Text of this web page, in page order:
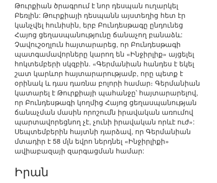
Թուրքիան ծրագրում է նոր դեսպան ուղարկել
Բեռլին: Թուրքիայի դեսպանն այստեղից հետ էր
կանչվել հունիսին, երբ Բունդեսթագը ընդունեց
Հայոց ցեղասպանությունը ճանաչող բանաձև:
Չավուշօղլուն հայտարարեց, որ Բունդեսթագի
պատգամավորները կարող են «Ինջիրլիք» այցելել
հոկտեմբերի սկզբին. «Գերմանիան հանդես է եկել
շատ կարևոր հայտարարությամբ, որը պետք է
օրինակ և դաս դառնա բոլորի համար։ Գերմանիան
կատարել է Թուրքիայի պահանջը՝ հայտարարելով,
որ Բունդեսթագի կողմից Հայոց ցեղասպանության
ճանաչման մասին որոշումն իրավական առումով
պարտավորեցնող չէ, չունի իրավական որևէ ուժ»:
Սեպտեմբերին հայտնի դարձավ, որ Գերմանիան
մտադիր է 58 մլն եվրո ներդնել «Ինջիրլիքի»
ավիաբազայի զարգացման համար:
Իրան